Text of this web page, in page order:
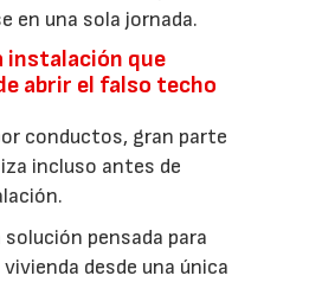
en una sola jornada.
instalación que
abrir el falso techo
conductos, gran parte
incluso antes de
pensada para
desde una única